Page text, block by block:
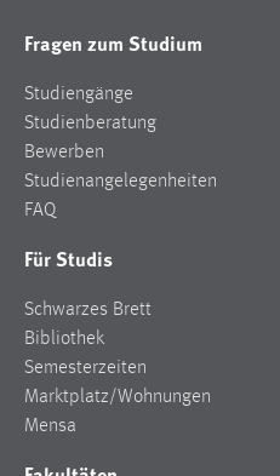
Fragen zum Studium
Studiengänge
Studienberatung
Bewerben
Studienangelegenheiten
FAQ
Für Studis
Schwarzes Brett
Bibliothek
Semesterzeiten
Marktplatz/Wohnungen
Mensa